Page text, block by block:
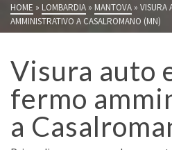
HOME » LOMBARDIA » MANTOVA » VISURA
AMMINISTRATIVO A CASALROMANO (MN)
Visura auto
fermo
a